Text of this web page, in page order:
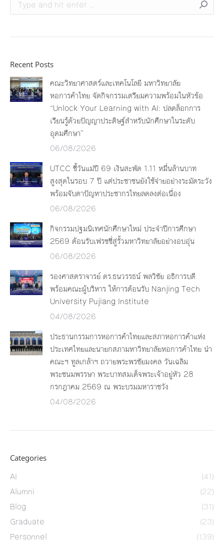
Recent Posts
คณะวิทยาศาสตร์และเทคโนโลยี มหาวิทยาลัย
หอการค้าไทย จัดกิจกรรมเตรียมความพร้อมในหัวข้อ
“Unlock Your Learning with AI: ปลดล็อกการ
เรียนรู้ด้วยปัญญาประดิษฐ์สำหรับนักศึกษาในระดับ
อุดมศึกษา”
06/08/2026
UTCC ชี้วันแม่ปี 69 เงินสะพัด 1.11 หมื่นล้านบาท
สูงสุดในรอบ 7 ปี แต่ประชาชนยังใช้จ่ายอย่างระมัดระวัง
พร้อมจับตาปัญหาประชากรไทยลดลงต่อเนื่อง
06/08/2026
กิจกรรมปฐมนิเทศนักศึกษาใหม่ ประจำปีการศึกษา
2569 ต้อนรับเฟรชชี่สู่รั้วมหาวิทยาลัยอย่างอบอุ่น
06/08/2026
รองศาสตราจารย์ ดร.ธนวรรธน์ พลวิชัย อธิการบดี
พร้อมคณะผู้บริหาร ให้การต้อนรับ Nanjing Tech
University Pujiang Institute
04/08/2026
ประธานกรรมการหอการค้าไทยและสภาหอการค้าแห่ง
ประเทศไทยและนายกสภามหาวิทยาลัยหอการค้าไทย นำ
คณะฯ ทูลเกล้าฯ ถวายพระพรชัยมงคล วันเฉลิม
พระชนมพรรษา พระบาทสมเด็จพระเจ้าอยู่หัว 28
กรกฎาคม 2569 ณ พระบรมมหาราชวัง
04/08/2026
Categories
AI
(41)
Alumni
(22)
Blog
(31)
Graduate
(23)
Personnel
(139)